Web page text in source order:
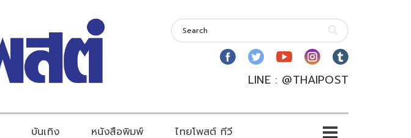
LINE : @THAIPOST
บันเทิง หนังสือพิมพ์ ไทยโพสต์ ทีวี